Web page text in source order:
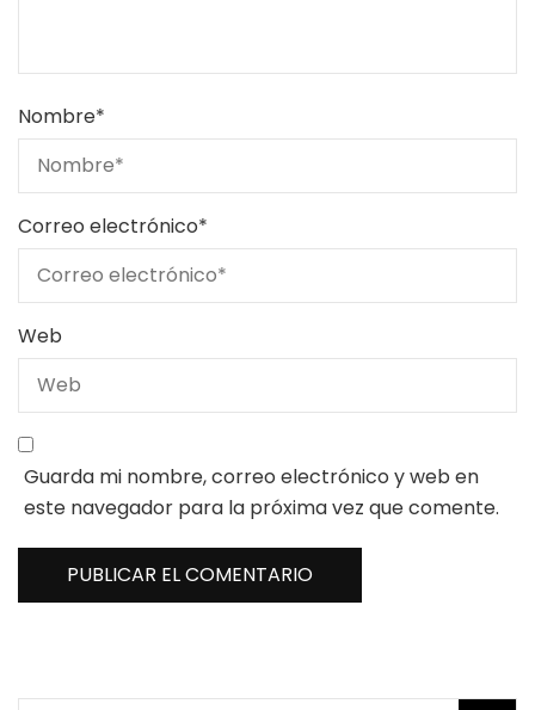
Nombre*
Correo electrónico*
Web
Guarda mi nombre, correo electrónico y web en
este navegador para la próxima vez que comente.